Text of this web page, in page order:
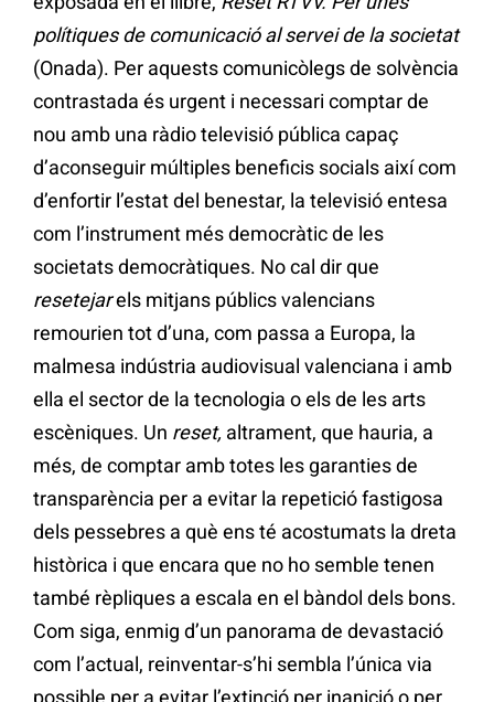
polítiques de comunicació al servei de la societat
(Onada). Per aquests comunicòlegs de solvència
contrastada és urgent i necessari comptar de
nou amb una ràdio televisió pública capaç
d’aconseguir múltiples beneficis socials així com
d’enfortir l’estat del benestar, la televisió entesa
com l’instrument més democràtic de les
societats democràtiques. No cal dir que
resetejarels mitjans públics valencians
remourien tot d’una, com passa a Europa, la
malmesa indústria audiovisual valenciana i amb
ella el sector de la tecnologia o els de les arts
escèniques. Un reset, altrament, que hauria, a
més, de comptar amb totes les garanties de
transparència per a evitar la repetició fastigosa
dels pessebres a què ens té acostumats la dreta
històrica i que encara que no ho semble tenen
també rèpliques a escala en el bàndol dels bons.
Com siga, enmig d’un panorama de devastació
com l’actual, reinventar-s’hi sembla l’única via
possible per a evitar l’extinció per inanició o per